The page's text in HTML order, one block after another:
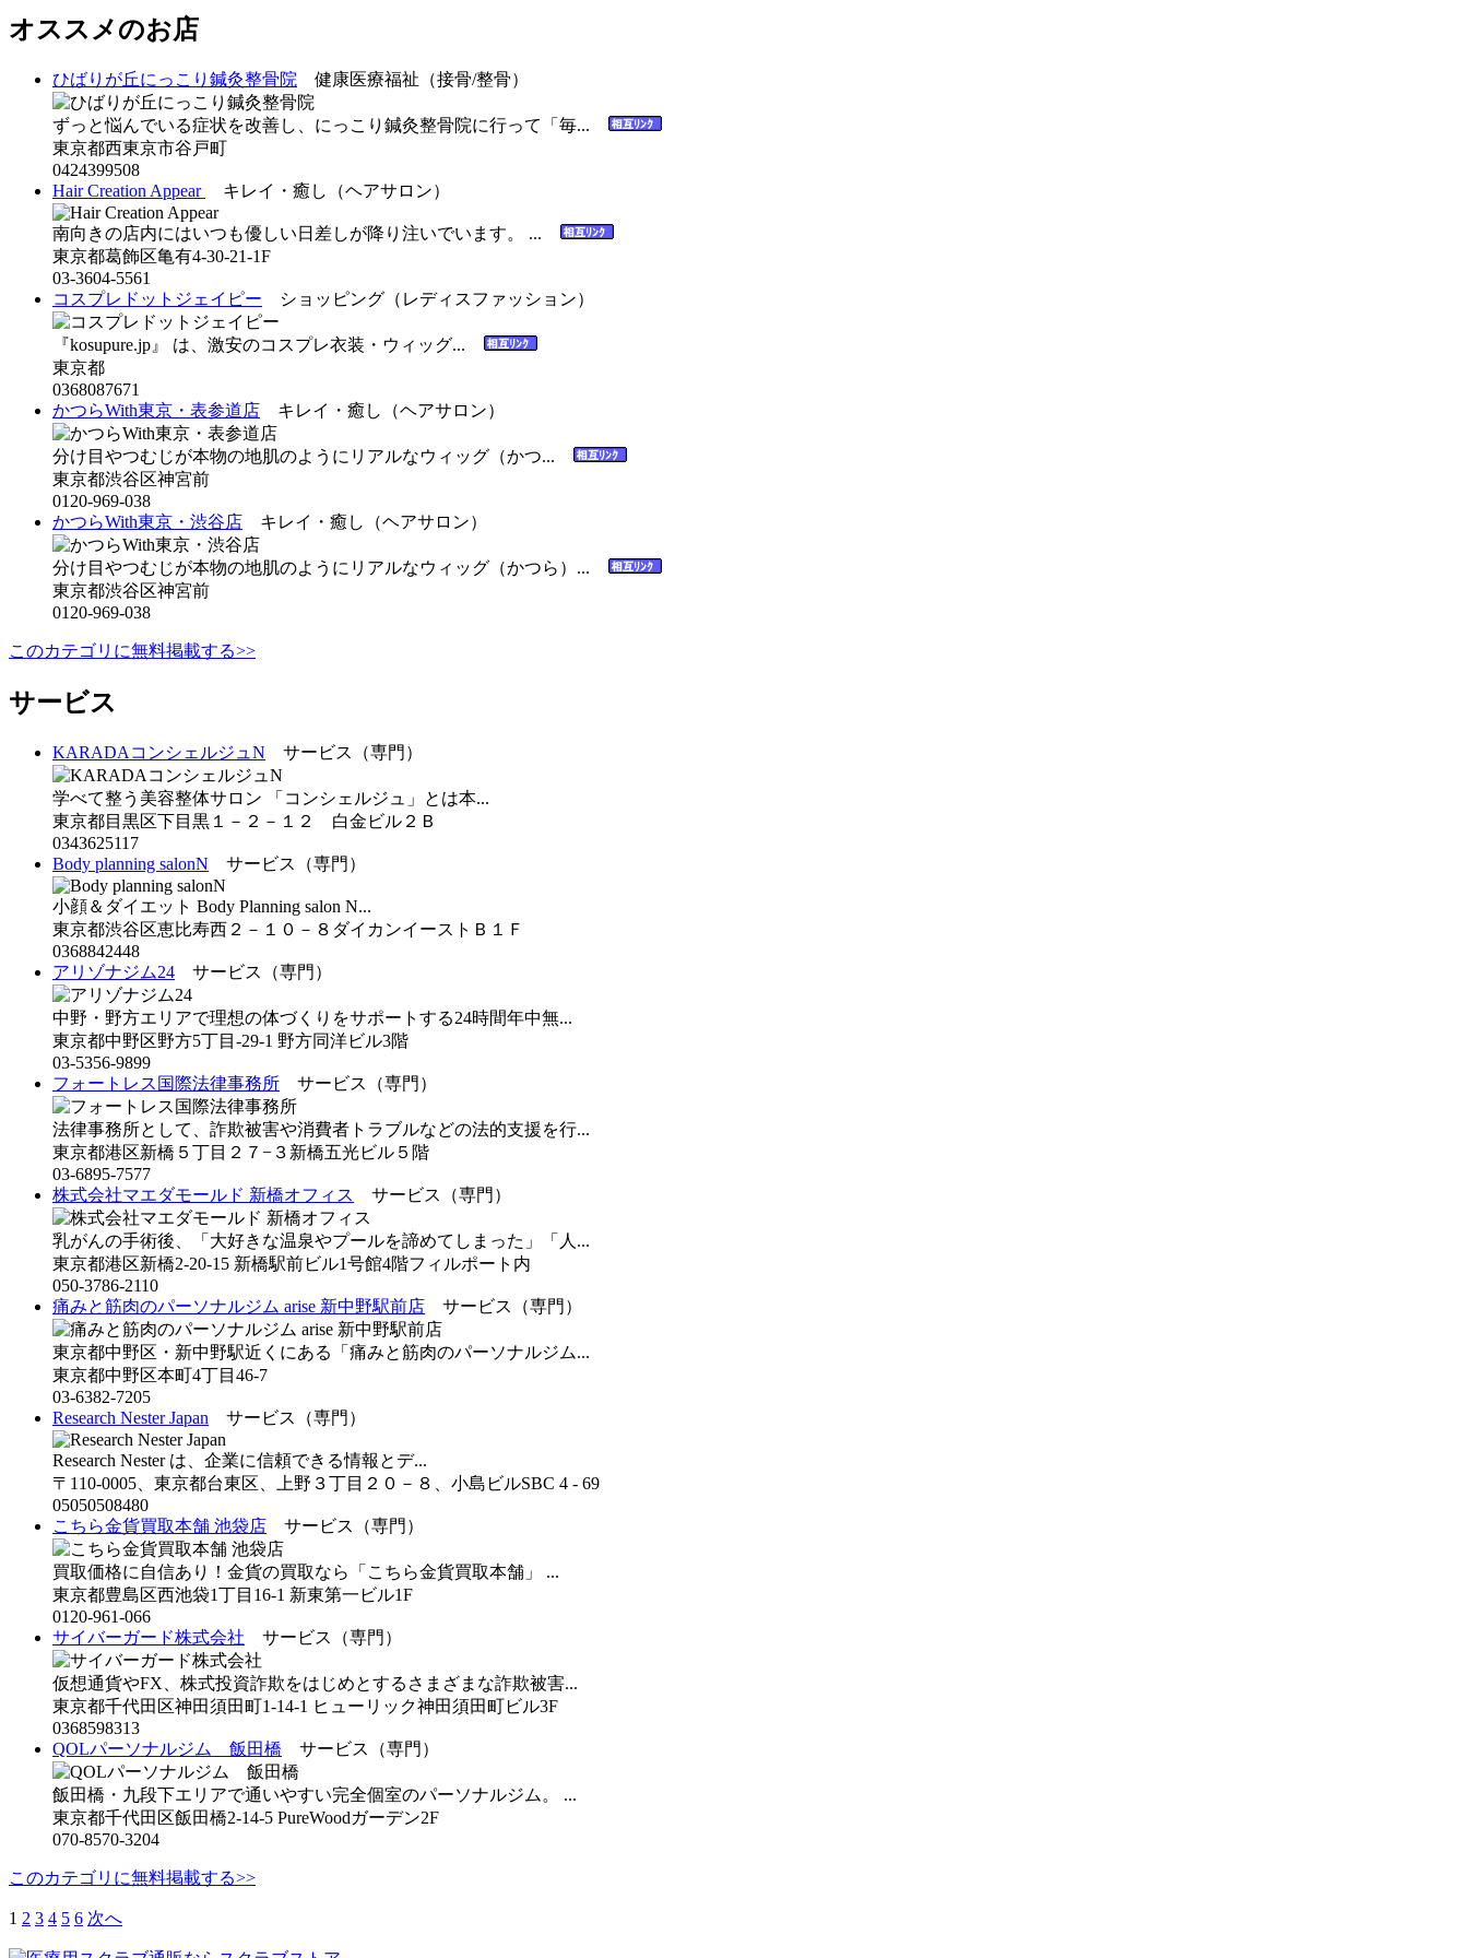
オススメのお店
ひばりが丘にっこり鍼灸整骨院 健康医療福祉（接骨/整骨）
ずっと悩んでいる症状を改善し、にっこり鍼灸整骨院に行って「毎...
東京都西東京市谷戸町
0424399508
Hair Creation Appear
キレイ・癒し（ヘアサロン）
南向きの店内にはいつも優しい日差しが降り注いでいます。 ...
東京都葛飾区亀有4-30-21-1F
03-3604-5561
コスプレドットジェイピー ショッピング（レディスファッション）
『kosupure.jp』 は、激安のコスプレ衣装・ウィッグ...
東京都
0368087671
かつらWith東京・表参道店 キレイ・癒し（ヘアサロン）
分け目やつむじが本物の地肌のようにリアルなウィッグ（かつ...
東京都渋谷区神宮前
0120-969-038
かつらWith東京・渋谷店 キレイ・癒し（ヘアサロン）
分け目やつむじが本物の地肌のようにリアルなウィッグ（かつら）...
東京都渋谷区神宮前
0120-969-038
このカテゴリに無料掲載する>>
サービス
KARADAコンシェルジュN サービス（専門）
学べて整う美容整体サロン 「コンシェルジュ」とは本...
東京都目黒区下目黒１－２－１２ 白金ビル２Ｂ
0343625117
Body planning salonN サービス（専門）
小顔＆ダイエット Body Planning salon N...
東京都渋谷区恵比寿西２－１０－８ダイカンイーストＢ１Ｆ
0368842448
アリゾナジム24 サービス（専門）
中野・野方エリアで理想の体づくりをサポートする24時間年中無...
東京都中野区野方5丁目-29-1 野方同洋ビル3階
03-5356-9899
フォートレス国際法律事務所 サービス（専門）
法律事務所として、詐欺被害や消費者トラブルなどの法的支援を行...
東京都港区新橋５丁目２７−３新橋五光ビル５階
03-6895-7577
株式会社マエダモールド 新橋オフィス
サービス（専門）
乳がんの手術後、「大好きな温泉やプールを諦めてしまった」「人...
東京都港区新橋2-20-15 新橋駅前ビル1号館4階フィルポート内
050-3786-2110
痛みと筋肉のパーソナルジム arise 新中野駅前店 サービス（専門）
東京都中野区・新中野駅近くにある「痛みと筋肉のパーソナルジム...
東京都中野区本町4丁目46-7
03-6382-7205
Research Nester Japan サービス（専門）
Research Nester は、企業に信頼できる情報とデ...
〒110-0005、東京都台東区、上野３丁目２０－８、小島ビルSBC 4 - 69
05050508480
こちら金貨買取本舗 池袋店 サービス（専門）
買取価格に自信あり！金貨の買取なら「こちら金貨買取本舗」 ...
東京都豊島区西池袋1丁目16-1 新東第一ビル1F
0120-961-066
サイバーガード株式会社 サービス（専門）
仮想通貨やFX、株式投資詐欺をはじめとするさまざまな詐欺被害...
東京都千代田区神田須田町1-14-1 ヒューリック神田須田町ビル3F
0368598313
QOLパーソナルジム 飯田橋 サービス（専門）
飯田橋・九段下エリアで通いやすい完全個室のパーソナルジム。 ...
東京都千代田区飯田橋2-14-5 PureWoodガーデン2F
070-8570-3204
このカテゴリに無料掲載する>>
1 2 3 4 5 6 次へ